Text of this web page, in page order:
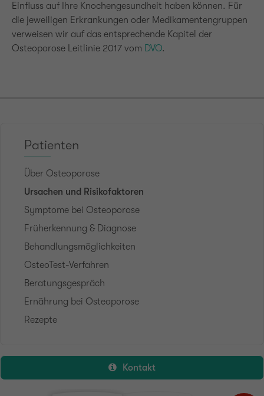
Einfluss auf Ihre Knochengesundheit haben können. Für
die jeweiligen Erkrankungen oder Medikamentengruppen
verweisen wir auf das entsprechende Kapitel der
Osteoporose Leitlinie 2017 vom DVO.
Patienten
Über Osteoporose
Ursachen und Risikofaktoren
Symptome bei Osteoporose
Früherkennung & Diagnose
Behandlungsmöglichkeiten
OsteoTest-Verfahren
Beratungsgespräch
Ernährung bei Osteoporose
Rezepte
Kontakt